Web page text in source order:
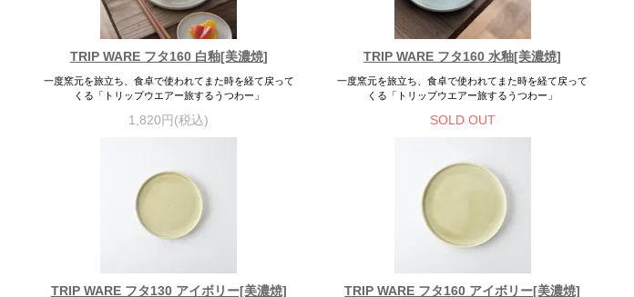
TRIP WARE フタ160 白釉[美濃焼]
一度窯元を旅立ち、食卓で使われてまた時を経て戻って
くる「トリップウエアー旅するうつわー」
1,820円(税込)
TRIP WARE フタ160 水釉[美濃焼]
一度窯元を旅立ち、食卓で使われてまた時を経て戻って
くる「トリップウエアー旅するうつわー」
SOLD OUT
TRIP WARE フタ130 アイボリー[美濃焼] TRIP WARE フタ160 アイボリー[美濃焼]